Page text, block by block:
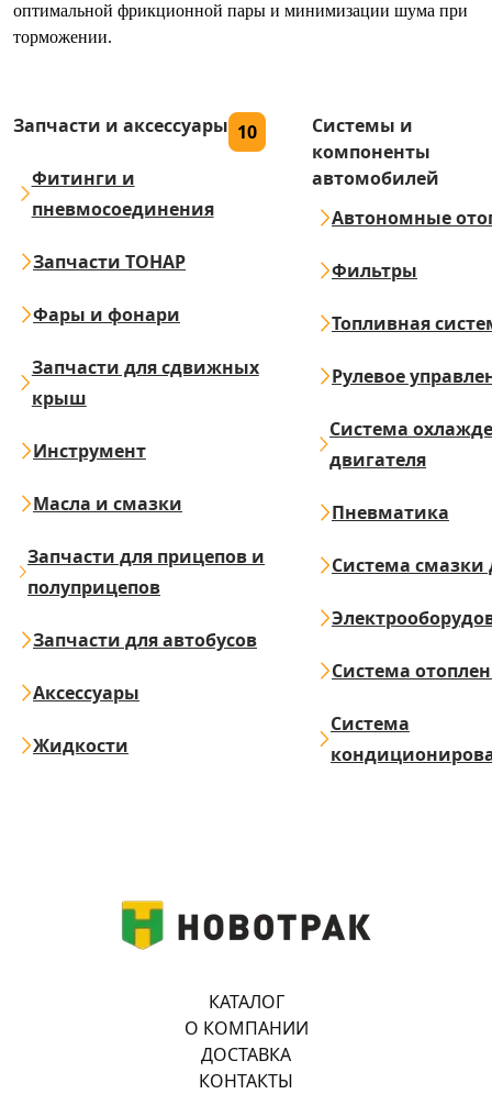
оптимальной фрикционной пары и минимизации шума при
торможении.
Запчасти и аксессуары 10
Фитинги и
пневмосоединения
Запчасти ТОНАР
Фары и фонари
Запчасти для сдвижных
крыш
Инструмент
Масла и смазки
Запчасти для прицепов и
полуприцепов
Запчасти для автобусов
Аксессуары
Жидкости
Системы и
компоненты
автомобилей
Автономные
Фильтры
Топливная
Рулевое
Система
двигателя
Пневматика
Система смазки
Система
Система
КАТАЛОГ
О КОМПАНИИ
ДОСТАВКА
КОНТАКТЫ